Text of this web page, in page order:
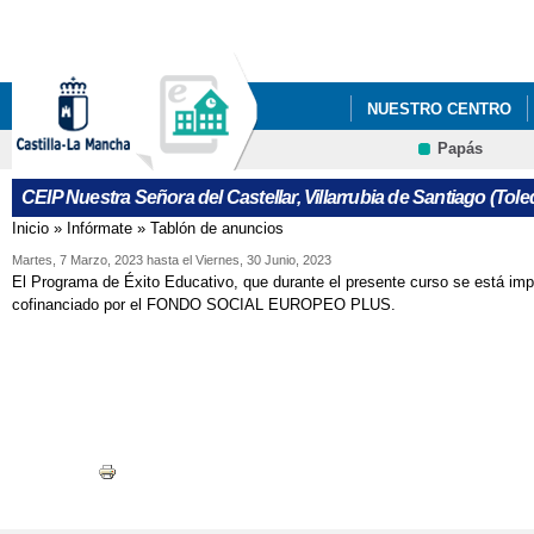
NUESTRO CENTRO
INFÓRMATE
Papás
CEIP Nuestra Señora del Castellar, Villarrubia de Santiago
Se encuentra usted aquí
Inicio » Infórmate » Tablón de anuncios
Martes, 7 Marzo, 2023 hasta el Viernes, 30 Junio, 2023
El Programa de Éxito Educativo, que durante el presente curso se está
cofinanciado por el FONDO SOCIAL EUROPEO PLUS.